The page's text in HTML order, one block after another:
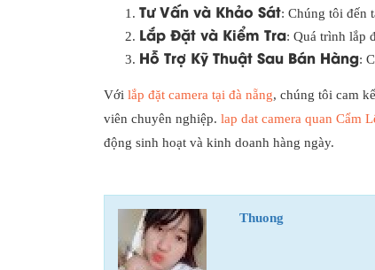
Tư Vấn và Khảo Sát: Chúng tôi đến
Lắp Đặt và Kiểm Tra: Quá trình lắp
Hỗ Trợ Kỹ Thuật Sau Bán Hàng:
Với lắp đặt camera tại đà nẵng, chúng tôi cam
viên chuyên nghiệp. lap dat camera quan Cẩm
động sinh hoạt và kinh doanh hàng ngày.
Thuong